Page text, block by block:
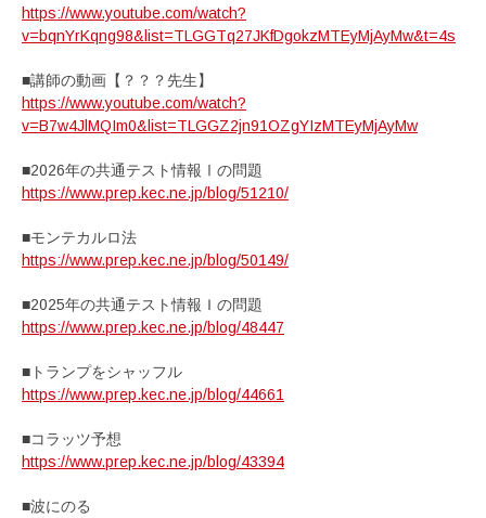
https://www.youtube.com/watch?
v=bqnYrKqng98&list=TLGGTq27JKfDgokzMTEyMjAyMw&t=4s
■講師の動画【？？？先生】
https://www.youtube.com/watch?
v=B7w4JlMQIm0&list=TLGGZ2jn91OZgYIzMTEyMjAyMw
■2026年の共通テスト情報Ⅰの問題
https://www.prep.kec.ne.jp/blog/51210/
■モンテカルロ法
https://www.prep.kec.ne.jp/blog/50149/
■2025年の共通テスト情報Ｉの問題
https://www.prep.kec.ne.jp/blog/48447
■トランプをシャッフル
https://www.prep.kec.ne.jp/blog/44661
■コラッツ予想
https://www.prep.kec.ne.jp/blog/43394
■波にのる